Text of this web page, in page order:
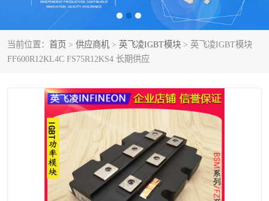
当前位置： 首页 > 供应商机 > 英飞凌IGBT模块 > 英飞凌IGBT模块
FF600R12KL4C FS75R12KS4 长期供应
英飞凌可控硅模块 IXYS艾赛斯可控硅
SEMIKRON西门康IGBT SEMIKRON西门康可控硅
器
MOS管场效应管 晶闸管